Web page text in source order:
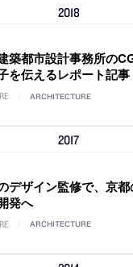
2018
築都市設計事務所の
を伝えるレポート記事
ARCHITECTURE
2017
デザイン監修で、京
発へ
ARCHITECTURE